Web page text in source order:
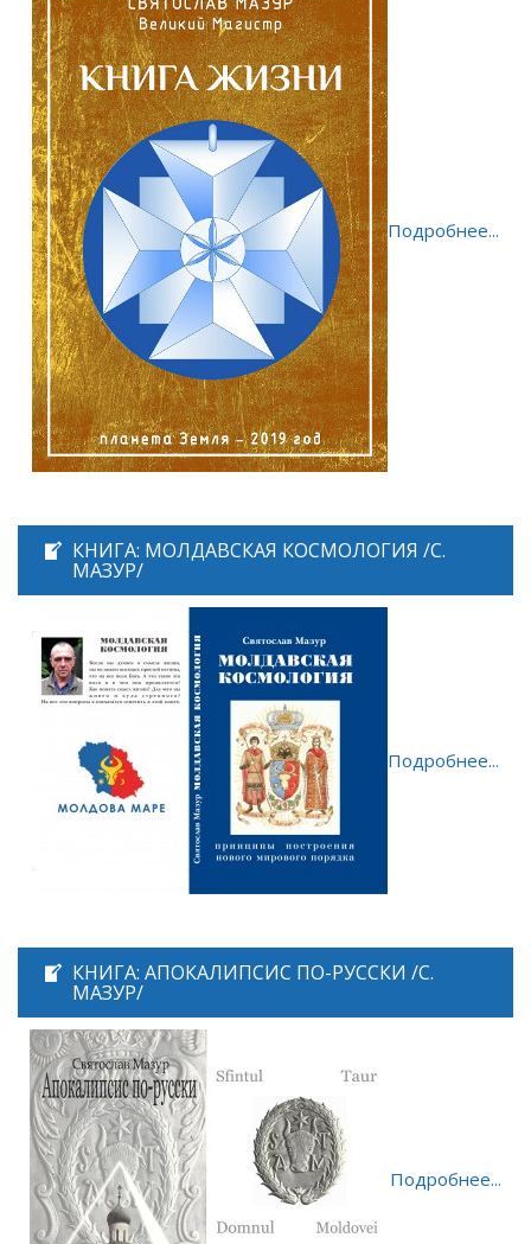
Подробнее...
КНИГА: МОЛДАВСКАЯ КОСМОЛОГИЯ /С.
МАЗУР/
Подробнее...
КНИГА: АПОКАЛИПСИС ПО-РУССКИ /С.
МАЗУР/
Подробнее...